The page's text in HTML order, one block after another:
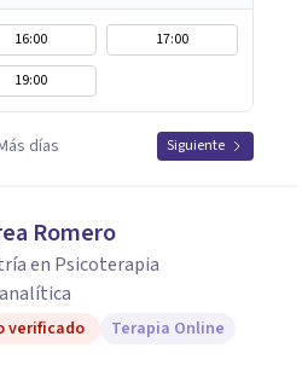
16:00
17:00
19:00
días Siguiente
Romero
en Psicoterapia
verificado Terapia Online